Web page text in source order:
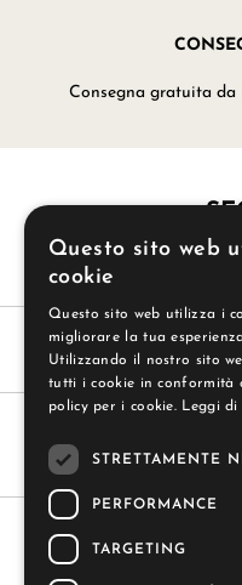
Consegna gratuita da
SERVIZIO
IL MIO ACCOUNT
Questo sito web
cookie
Questo sito web utilizza i
migliorare la tua
Utilizzando il nostro sito
tutti i cookie in conformità
policy per i cookie. Leggi di
STRETTAMENTE
PERFORMANCE
TARGETING